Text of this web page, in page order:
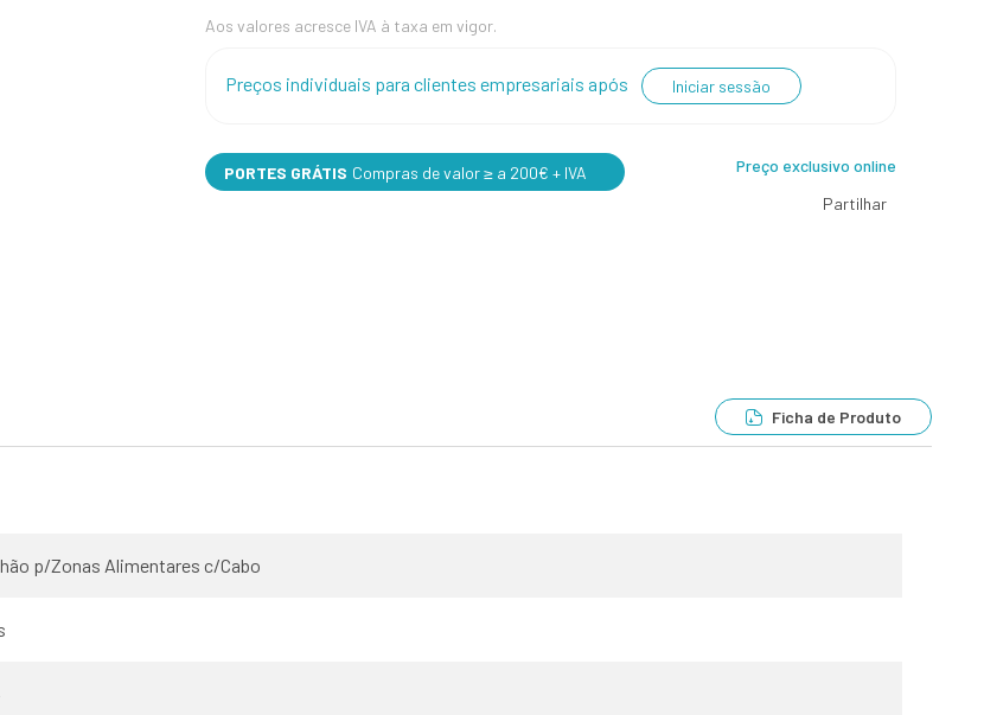
Aos valores acresce IVA à taxa em vigor.
Preços individuais para clientes empresariais após Iniciar sessão
PORTES GRÁTIS Compras de valor ≥ a 200€ + IVA
Preço exclusivo online
Partilhar
Ficha de Produto
p/Zonas Alimentares c/Cabo